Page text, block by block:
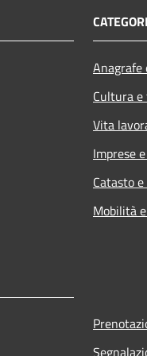
Cultura
Vita
Imprese
Catasto
Mobilità